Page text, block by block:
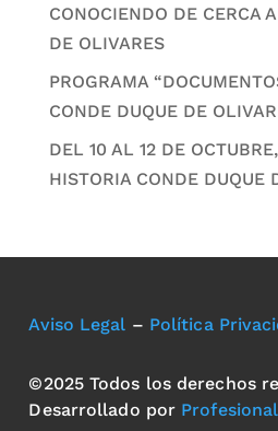
CONOCIENDO DE CERCA
DE OLIVARES
PROGRAMA
CONDE DUQUE DE
DEL 10 AL 12 DE
HISTORIA CONDE DUQUE
Aviso Legal – Política
©2025 Todos los derechos
Desarrollado por